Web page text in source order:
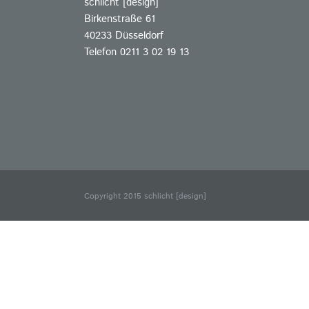
Birkenstraße 61
40233 Düsseldorf
Telefon 0211 3 02 19 13
Copyright 2015 schlicht [design]